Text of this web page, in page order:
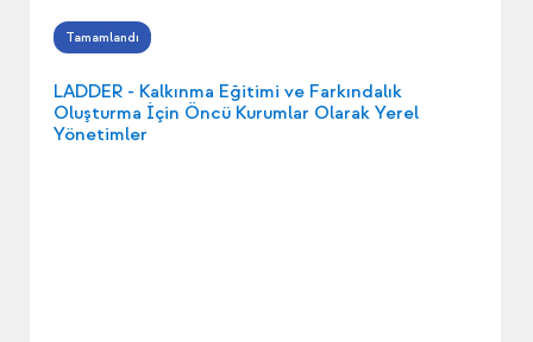
LADDER - Kalkınma Eğitimi ve Farkındalık
Oluşturma İçin Öncü Kurumlar Olarak Yerel
Yönetimler